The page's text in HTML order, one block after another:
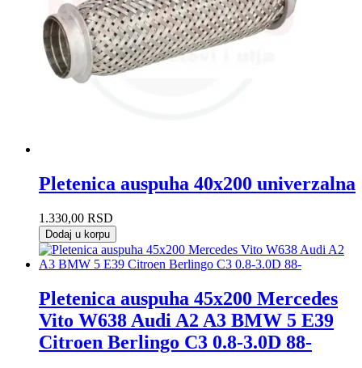
Pletenica auspuha 40x200 univerzalna
1.330,00 RSD
Dodaj u korpu
Pletenica auspuha 45x200 Mercedes
Vito W638 Audi A2 A3 BMW 5 E39
Citroen Berlingo C3 0.8-3.0D 88-